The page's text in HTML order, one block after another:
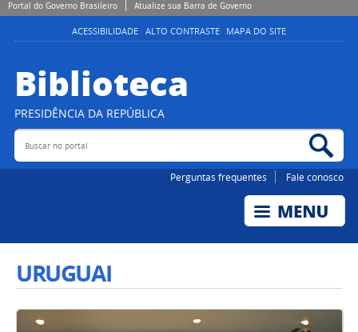
Portal do Governo Brasileiro Atualize sua Barra de Governo
ACESSIBILIDADE ALTO CONTRASTE MAPA DO SITE
Biblioteca
PRESIDÊNCIA DA REPÚBLICA
Buscar no portal
Perguntas frequentes Fale conosco
URUGUAI